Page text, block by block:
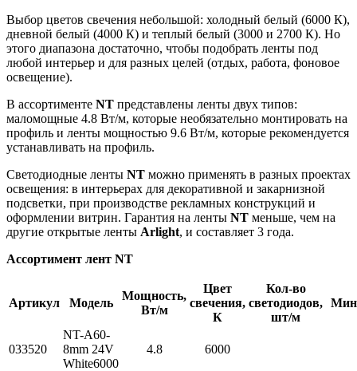
Выбор цветов свечения небольшой: холодный белый (6000 К),
дневной белый (4000 К) и теплый белый (3000 и 2700 К). Но
этого диапазона достаточно, чтобы подобрать ленты под
любой интерьер и для разных целей (отдых, работа, фоновое
освещение).
В ассортименте NT представлены ленты двух типов:
маломощные 4.8 Вт/м, которые необязательно монтировать на
профиль и ленты мощностью 9.6 Вт/м, которые рекомендуется
устанавливать на профиль.
Светодиодные ленты NT можно применять в разных проектах
освещения: в интерьерах для декоративной и закарнизной
подсветки, при производстве рекламных конструкций и
оформлении витрин. Гарантия на ленты NT меньше, чем на
другие открытые ленты Arlight, и составляет 3 года.
Ассортимент лент NT
Артикул Модель
Мощность,
Вт/м
Цвет
свечения,
К
Кол-во
светодиодов,
шт/м
033520
NT-A60-
8mm 24V
White6000
4.8 6000